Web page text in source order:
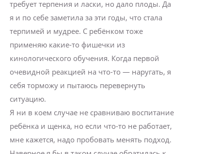
требует терпения и ласки, но дало плоды. Да
я и по себе заметила за эти годы, что стала
терпимей и мудрее. С ребёнком тоже
применяю какие-то фишечки из
кинологического обучения. Когда первой
очевидной реакцией на что-то — наругать, я
себя торможу и пытаюсь перевернуть
ситуацию.
Я ни в коем случае не сравниваю воспитание
ребёнка и щенка, но если что-то не работает,
мне кажется, надо пробовать менять подход.